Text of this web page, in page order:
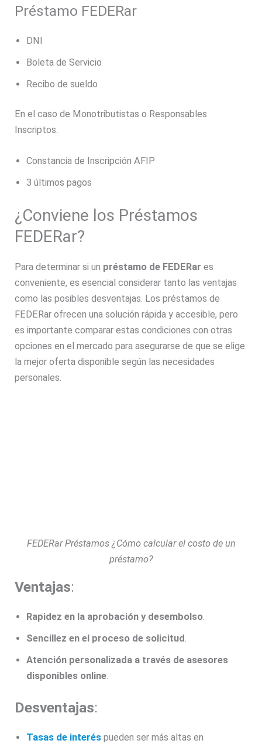
Préstamo FEDERar
DNI
Boleta de Servicio
Recibo de sueldo
En el caso de Monotributistas o Responsables
Inscriptos.
Constancia de Inscripción AFIP
3 últimos pagos
¿Conviene los Préstamos
FEDERar?
Para determinar si un préstamo de FEDERar es
conveniente, es esencial considerar tanto las ventajas
como las posibles desventajas. Los préstamos de
FEDERar ofrecen una solución rápida y accesible, pero
es importante comparar estas condiciones con otras
opciones en el mercado para asegurarse de que se elige
la mejor oferta disponible según las necesidades
personales.
FEDERar Préstamos ¿Cómo calcular el costo de un
préstamo?
Ventajas:
Rapidez en la aprobación y desembolso
Sencillez en el proceso de solicitud
Atención personalizada a través de asesores
disponibles online
Desventajas:
Tasas de interés pueden ser más altas en